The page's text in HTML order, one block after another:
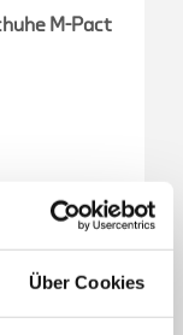
Über Cookies
M-Pact